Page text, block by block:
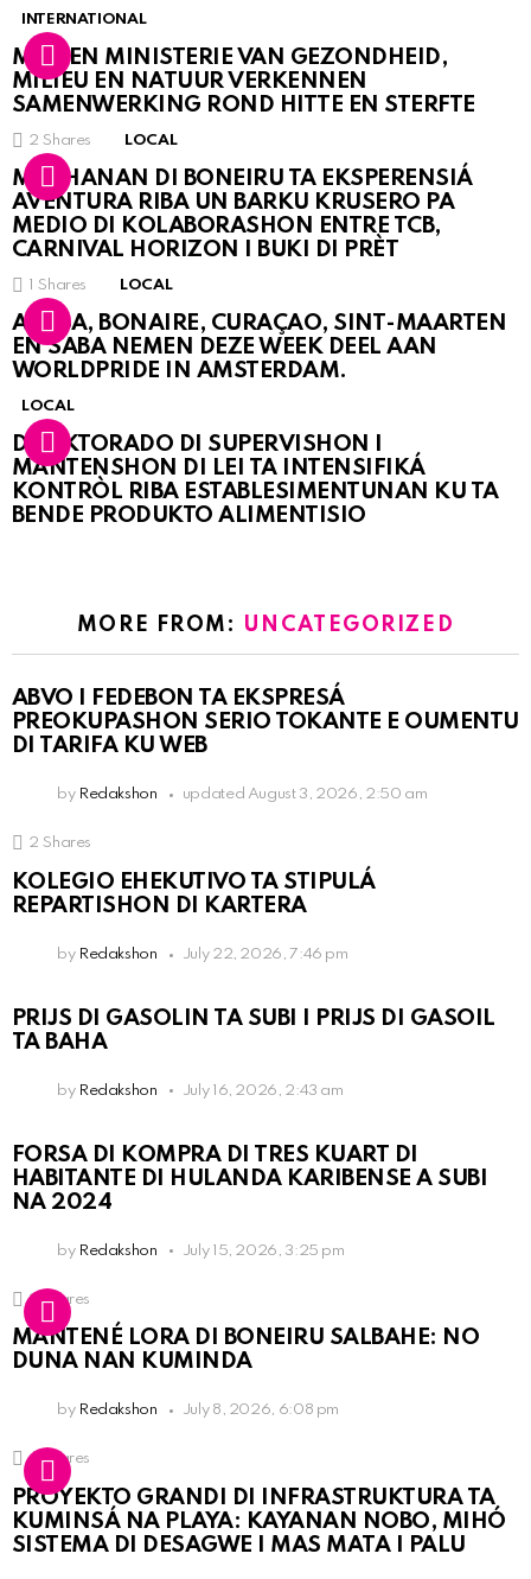
INTERNATIONAL
MDC EN MINISTERIE VAN GEZONDHEID,
MILIEU EN NATUUR VERKENNEN
SAMENWERKING ROND HITTE EN STERFTE
2 Shares LOCAL
MUCHANAN DI BONEIRU TA EKSPERENSIÁ
AVENTURA RIBA UN BARKU KRUSERO PA
MEDIO DI KOLABORASHON ENTRE TCB,
CARNIVAL HORIZON I BUKI DI PRÈT
1 Shares LOCAL
ARUBA, BONAIRE, CURAÇAO, SINT-MAARTEN
EN SABA NEMEN DEZE WEEK DEEL AAN
WORLDPRIDE IN AMSTERDAM.
LOCAL
DIREKTORADO DI SUPERVISHON I
MANTENSHON DI LEI TA INTENSIFIKÁ
KONTRÒL RIBA ESTABLESIMENTUNAN KU TA
BENDE PRODUKTO ALIMENTISIO
MORE FROM: UNCATEGORIZED
ABVO I FEDEBON TA EKSPRESÁ
PREOKUPASHON SERIO TOKANTE E OUMENTU
DI TARIFA KU WEB
by Redakshon updated August 3, 2026, 2:50 am
2 Shares
KOLEGIO EHEKUTIVO TA STIPULÁ
REPARTISHON DI KARTERA
by Redakshon July 22, 2026, 7:46 pm
PRIJS DI GASOLIN TA SUBI I PRIJS DI GASOIL
TA BAHA
by Redakshon July 16, 2026, 2:43 am
FORSA DI KOMPRA DI TRES KUART DI
HABITANTE DI HULANDA KARIBENSE A SUBI
NA 2024
by Redakshon July 15, 2026, 3:25 pm
3 Shares
MANTENÉ LORA DI BONEIRU SALBAHE: NO
DUNA NAN KUMINDA
by Redakshon July 8, 2026, 6:08 pm
4 Shares
PROYEKTO GRANDI DI INFRASTRUKTURA TA
KUMINSÁ NA PLAYA: KAYANAN NOBO, MIHÓ
SISTEMA DI DESAGWE I MAS MATA I PALU